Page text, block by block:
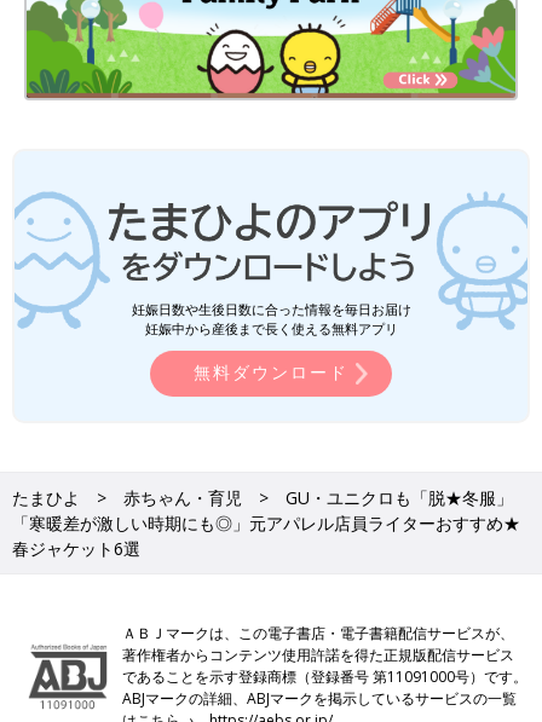
妊娠日数や生後日数に合った情報を毎日お届け
妊娠中から産後まで長く使える無料アプリ
無料ダウンロード
たまひよ 赤ちゃん・育児
GU・ユニクロも「脱★冬服」
「寒暖差が激しい時期にも◎」元アパレル店員ライターおすすめ★
春ジャケット6選
ＡＢＪマークは、この電子書店・電子書籍配信サービスが、
著作権者からコンテンツ使用許諾を得た正規版配信サービス
であることを示す登録商標（登録番号 第11091000号）です。
ABJマークの詳細、ABJマークを掲示しているサービスの一覧